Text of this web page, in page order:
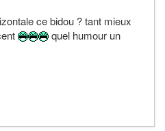
ce bidou ? tant mieux
quel humour un